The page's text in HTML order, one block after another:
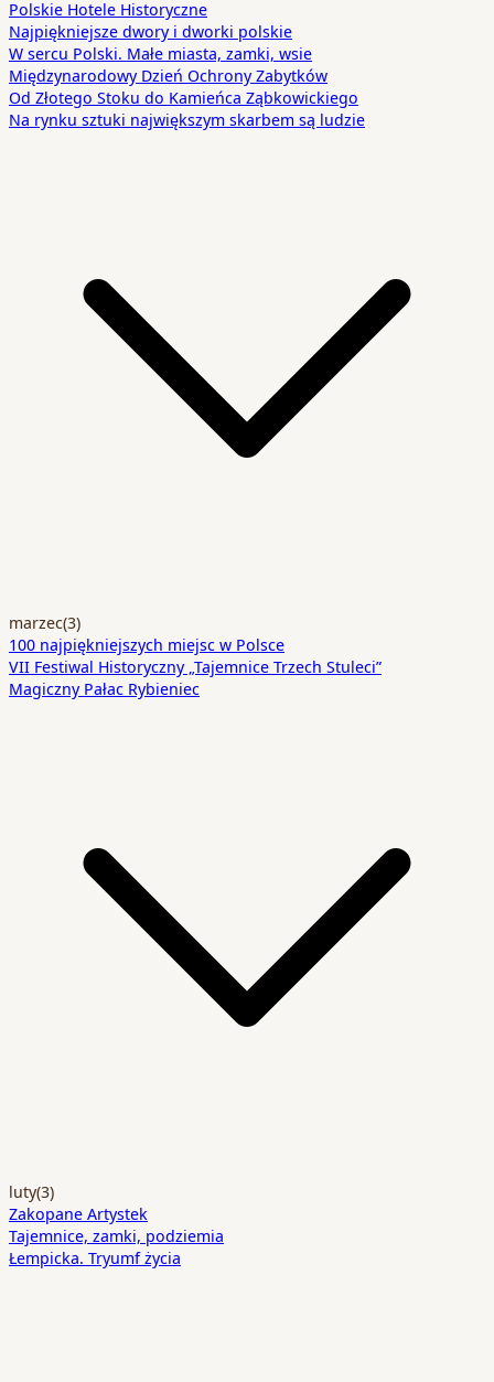
Polskie Hotele Historyczne
Najpiękniejsze dwory i dworki polskie
W sercu Polski. Małe miasta, zamki, wsie
Międzynarodowy Dzień Ochrony Zabytków
Od Złotego Stoku do Kamieńca Ząbkowickiego
Na rynku sztuki największym skarbem są ludzie
marzec(3)
100 najpiękniejszych miejsc w Polsce
VII Festiwal Historyczny „Tajemnice Trzech Stuleci”
Magiczny Pałac Rybieniec
luty(3)
Zakopane Artystek
Tajemnice, zamki, podziemia
Łempicka. Tryumf życia